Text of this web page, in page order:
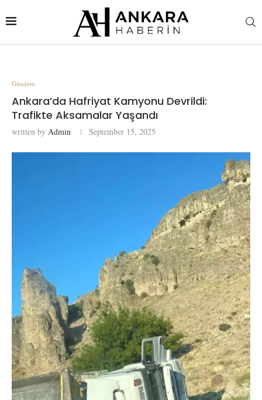
Gündem
Ankara’da Hafriyat Kamyonu Devrildi:
Trafikte Aksamalar Yaşandı
written by Admin September 15, 2025